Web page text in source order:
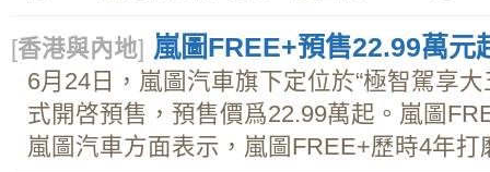
[香港與內地] 嵐圖FREE+預售22.99萬元
6月24日，嵐圖汽車旗下定位於“極智駕享
式開啓預售，預售價爲22.99萬起。嵐圖
嵐圖汽車方面表示，嵐圖FREE+歷時4年